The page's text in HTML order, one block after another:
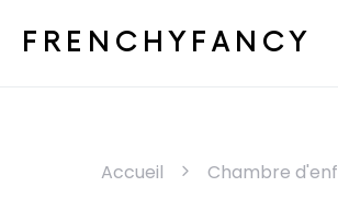
FRENCHYFANCY
Accueil Chambre